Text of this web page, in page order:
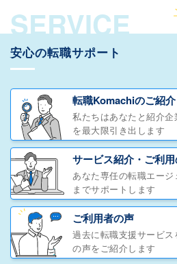
SERVICE
安心の転職サポート
転職Komachiのご紹介
私たちはあなたと紹介
を最大限引き出します
サービス紹介・ご利
あなた専任の転職エー
までサポートします
ご利用者の声
過去に転職支援サービ
の声をご紹介します